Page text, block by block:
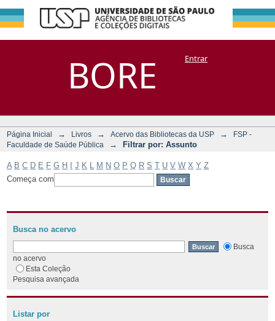
BORE
Filtrar por:
Assunto
DSpace/Manakin + CoriscoEntrar
Página Inicial → Livros → Acervo das Bibliotecas da USP →
FSP -
Faculdade de Saúde Pública
→ Filtrar por: Assunto
A B C D E F G H J K M N O P Q R S T U V W X Y Z
Começa com
Busca no acervo
Busca
no acervo
Esta Coleção
Pesquisa avançada
Listar por